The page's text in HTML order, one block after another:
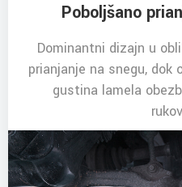
Poboljšano
Dominantni dizajn u
prianjanje na snegu,
gustina lamela